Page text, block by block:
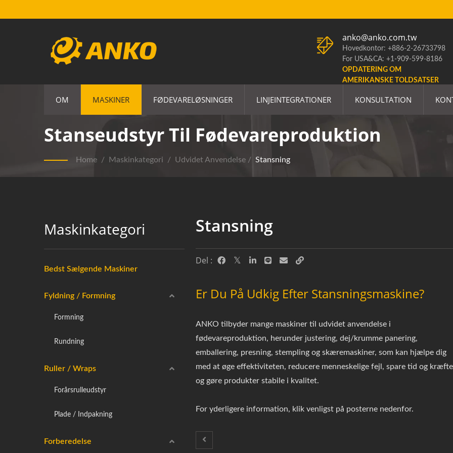
anko@anko.com.tw
Hovedkontor: +886-2-26733798
For USA&CA: +1-909-599-8186
OPDATERING OM
AMERIKANSKE TOLDSATSER
OM MASKINER FØDEVARELØSNINGER LINJEINTEGRATIONER KONSULTATION
Stanseudstyr Til Fødevareproduktion
Home / Maskinkategori / Udvidet Anvendelse / Stansning
Maskinkategori
Bedst Sælgende Maskiner
Fyldning / Formning
Formning
Rundning
Ruller / Wraps
Forårsrulleudstyr
Plade / Indpakning
Forberedelse
Stansning
Del :
Er Du På Udkig Efter Stansningsmaskine?
ANKO tilbyder mange maskiner til udvidet anvendelse i
fødevareproduktion, herunder justering, dej/krumme panering,
emballering, presning, stempling og skæremaskiner, som kan hjælpe dig
med at øge effektiviteten, reducere menneskelige fejl, spare tid og
og gøre produkter stabile i kvalitet.
For yderligere information, klik venligst på posterne nedenfor.